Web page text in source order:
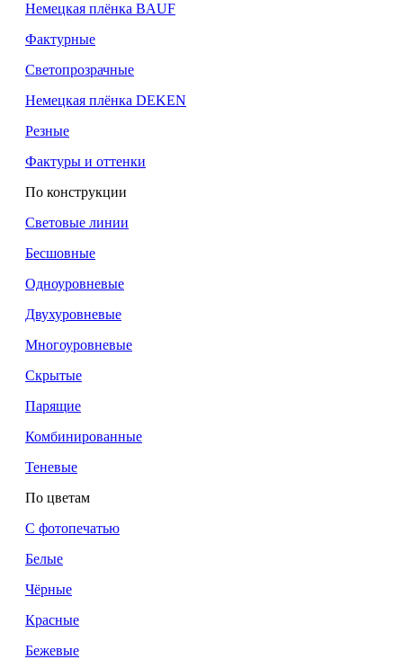
Немецкая плёнка BAUF
Фактурные
Светопрозрачные
Немецкая плёнка DEKEN
Резные
Фактуры и оттенки
По конструкции
Световые линии
Бесшовные
Одноуровневые
Двухуровневые
Многоуровневые
Скрытые
Парящие
Комбинированные
Теневые
По цветам
С фотопечатью
Белые
Чёрные
Красные
Бежевые